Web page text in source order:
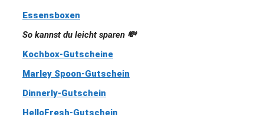
Essensboxen
So kannst du leicht sparen 💸
Kochbox-Gutscheine
Marley Spoon-Gutschein
Dinnerly-Gutschein
HelloFresh-Gutschein